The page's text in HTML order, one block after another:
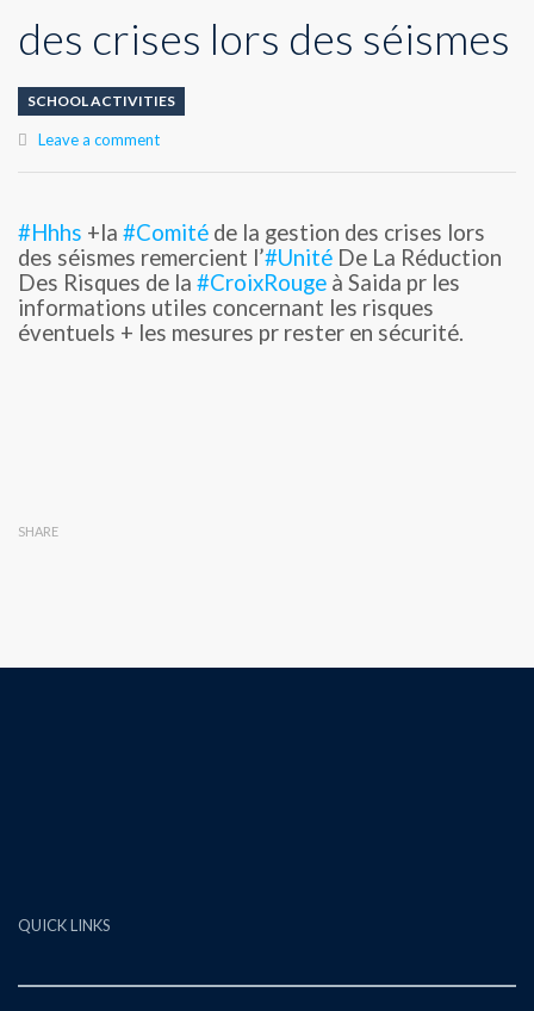
des crises lors des séismes
SCHOOL ACTIVITIES
Leave a comment
#Hhhs +la #Comité de la gestion des crises lors
des séismes remercient l’#Unité De La Réduction
Des Risques de la #CroixRouge à Saida pr les
informations utiles concernant les risques
éventuels + les mesures pr rester en sécurité.
SHARE
QUICK LINKS